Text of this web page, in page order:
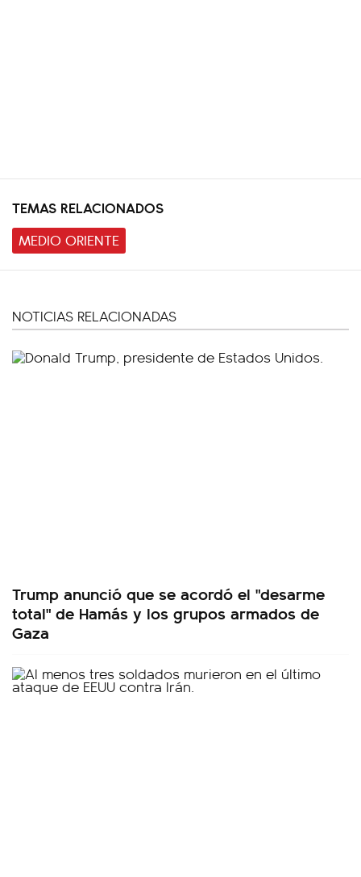
TEMAS RELACIONADOS
MEDIO ORIENTE
NOTICIAS RELACIONADAS
Trump anunció que se acordó el "desarme
total" de Hamás y los grupos armados de
Gaza